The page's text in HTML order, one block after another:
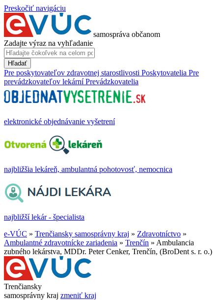
Preskočiť navigáciu
samospráva občanom
Zadajte výraz na vyhľadanie
Hľadať
Pre poskytovateľov zdravotnej starostlivosti Poskytovatelia Pre
prevádzkovateľov lekární Prevádzkovatelia
elektronické objednávanie vyšetrení
najbližšia lekáreň, ambulantná pohotovosť, nemocnica
najbližší lekár - špecialista
e-VÚC » Trenčiansky samosprávny kraj » Zdravotníctvo »
Ambulantné zdravotnícke zariadenia » Trenčín » Ambulancia
zubného lekárstva, MDDr. Peter Cenker, Trenčín, (BroDent s. r. o.)
Trenčiansky
samosprávny kraj zmeniť kraj